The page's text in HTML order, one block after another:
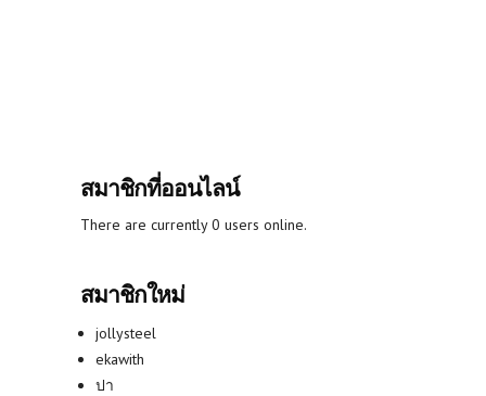
สมาชิกที่ออนไลน์
There are currently 0 users online.
สมาชิกใหม่
jollysteel
ekawith
ปา